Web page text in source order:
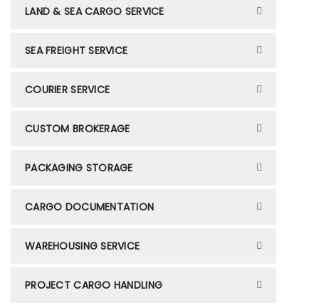
LAND & SEA CARGO SERVICE
SEA FREIGHT SERVICE
COURIER SERVICE
CUSTOM BROKERAGE
PACKAGING STORAGE
CARGO DOCUMENTATION
WAREHOUSING SERVICE
PROJECT CARGO HANDLING